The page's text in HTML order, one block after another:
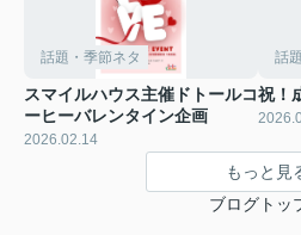
話題・季節ネタ
スマイルハウス主催ドトールコ
ーヒーバレンタイン企画
2026.02.14
話
祝！
もっと見
ブログトッ